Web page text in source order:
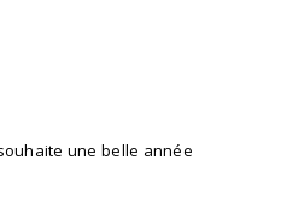
une belle année